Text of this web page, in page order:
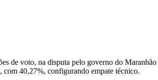
de voto, na disputa pelo governo do
40,27%, configurando empate técnico.